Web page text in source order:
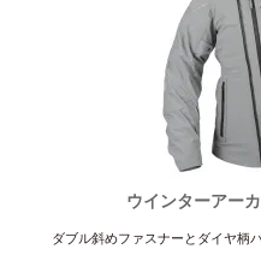
ウインターアー
ダブル斜めファスナーとダイヤ柄